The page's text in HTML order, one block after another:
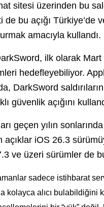
sitesi üzerinden bu
bu açığı Türkiye’de
amacıyla kullandı.
ilk olarak
hedefleyebiliyor.
DarkSword
güvenlik açığını
geçen yılın
açıklar iOS 26.3
ve üzeri sürümler de
sadece istihbarat
kolayca alıcı bulabildiğini